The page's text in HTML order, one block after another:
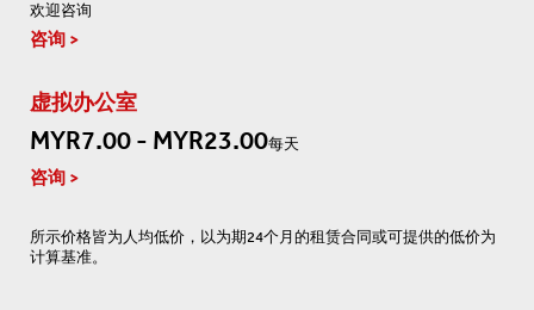
欢迎咨询
咨询
虚拟办公室
MYR7.00 - MYR23.00每天
咨询
所示价格皆为人均低价，以为期24个月的租赁合同或可提供的低价为
计算基准。